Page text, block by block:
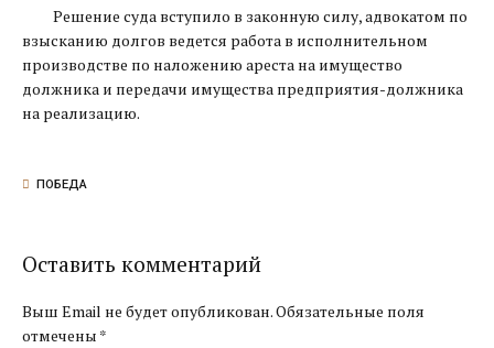
Решение суда вступило в законную силу, адвокатом по
взысканию долгов ведется работа в исполнительном
производстве по наложению ареста на имущество
должника и передачи имущества предприятия-должника
на реализацию.
ПОБЕДА
Оставить комментарий
Выш Email не будет опубликован. Обязательные поля
отмечены *